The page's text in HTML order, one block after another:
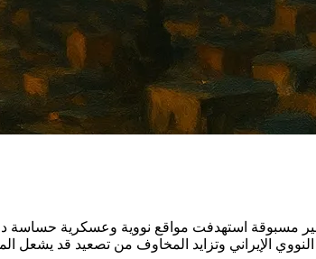
استهدفت مواقع نووية وعسكرية حساسة داخل
الإيراني وتزايد المخاوف من تصعيد قد يشعل